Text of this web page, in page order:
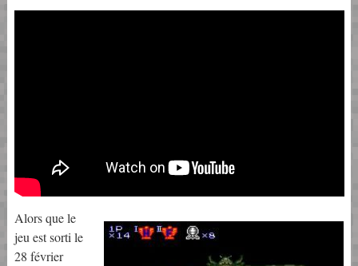
Alors que le
jeu est sorti le
28 février